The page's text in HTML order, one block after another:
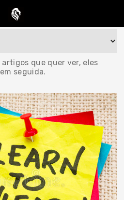
que quer ver, eles
seguida.